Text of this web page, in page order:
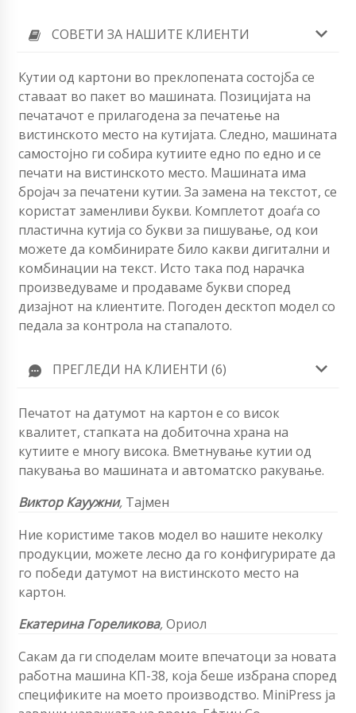
СОВЕТИ ЗА НАШИТЕ КЛИЕНТИ
Кутии од картони во преклопената состојба се
ставаат во пакет во машината. Позицијата на
печатачот е прилагодена за печатење на
вистинското место на кутијата. Следно, машината
самостојно ги собира кутиите едно по едно и се
печати на вистинското место. Машината има
бројач за печатени кутии. За замена на текстот, се
користат заменливи букви. Комплетот доаѓа со
пластична кутија со букви за пишување, од кои
можете да комбинирате било какви дигитални и
комбинации на текст. Исто така под нарачка
произведуваме и продаваме букви според
дизајнот на клиентите. Погоден десктоп модел со
педала за контрола на стапалото.
ПРЕГЛЕДИ НА КЛИЕНТИ (6)
Печатот на датумот на картон е со висок
квалитет, стапката на добиточна храна на
кутиите е многу висока. Вметнување кутии од
пакувања во машината и автоматско ракување.
Виктор Каyужни, Тајмен
Ние користиме таков модел во нашите неколку
продукции, можете лесно да го конфигурирате да
го победи датумот на вистинското место на
картон.
Екатерина Гореликова,Ориол
Сакам да ги споделам моите впечатоци за новата
работна машина КП-38, која беше избрана според
спецификите на моето производство. MiniPress ја